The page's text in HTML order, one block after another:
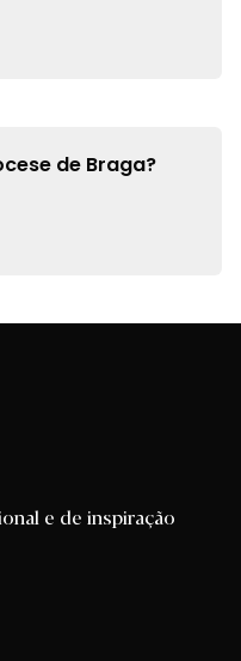
de Braga?
e de inspiração